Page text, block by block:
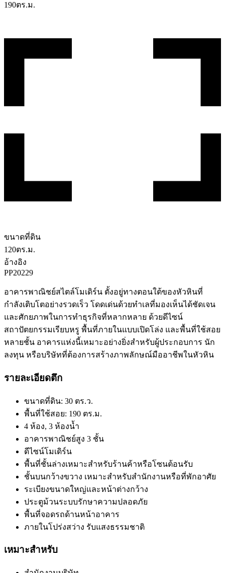
190ตร.ม.
ขนาดที่ดิน
120ตร.ม.
อ้างอิง
PP20229
อาคารพาณิชย์สไตล์โมเดิร์น ตั้งอยู่ทางตอนใต้ของหัวหินที่
กำลังเติบโตอย่างรวดเร็ว โดดเด่นด้วยทำเลที่มองเห็นได้ชัดเจน
และศักยภาพในการทำธุรกิจที่หลากหลาย ด้วยดีไซน์
สถาปัตยกรรมเรียบหรู พื้นที่ภายในแบบเปิดโล่ง และพื้นที่ใช้สอย
หลายชั้น อาคารแห่งนี้เหมาะอย่างยิ่งสำหรับผู้ประกอบการ นัก
ลงทุน หรือบริษัทที่ต้องการสร้างภาพลักษณ์มืออาชีพในหัวหิน
รายละเอียดตึก
ขนาดที่ดิน: 30 ตร.ว.
พื้นที่ใช้สอย: 190 ตร.ม.
4 ห้อง, 3 ห้องน้ำ
อาคารพาณิชย์สูง 3 ชั้น
ดีไซน์โมเดิร์น
พื้นที่ชั้นล่างเหมาะสำหรับร้านค้าหรือโซนต้อนรับ
ชั้นบนกว้างขวาง เหมาะสำหรับสำนักงานหรือที่พักอาศัย
ระเบียงขนาดใหญ่และหน้าต่างกว้าง
ประตูม้วนระบบรักษาความปลอดภัย
พื้นที่จอดรถด้านหน้าอาคาร
ภายในโปร่งสว่าง รับแสงธรรมชาติ
เหมาะสำหรับ